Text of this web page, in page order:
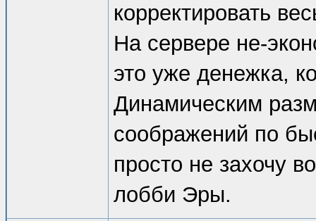
корректировать
На сервере не-
это уже денежка,
Динамическим
соображений по
просто не захочу
лобби Эры.